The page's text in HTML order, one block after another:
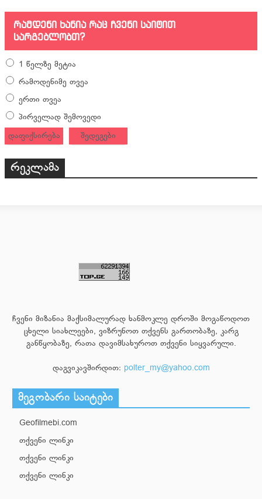
რამდენი ხანია რაც ჩვენი საიტით
სარგებლობთ?
1 წელზე მეტია
რამოდენიმე თვეა
ერთი თვეა
პირველად შემოვედი
დაფიქსირება
შედეგები
რეკლამა
ჩვენი მიზანია მაქსიმალურად ხანმოკლე დროში მოგაწოდოთ
ცხელი სიახლეები, ვიზრუნოთ თქვენს გართობაზე, კარგ
განწყობაზე, რათა დავიმსახუროთ თქვენი სიყვარული.
დაგვიკავშირდით: polter_my@yahoo.com
მეგობარი საიტები
Geofilmebi.com
თქვენი ლინკი
თქვენი ლინკი
თქვენი ლინკი